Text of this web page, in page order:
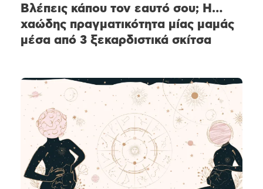
Βλέπεις κάπου τον εαυτό σου; Η…
χαώδης πραγματικότητα μίας μαμάς
μέσα από 3 ξεκαρδιστικά σκίτσα